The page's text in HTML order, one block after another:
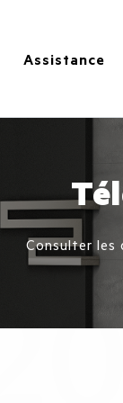
Assistance
Consulter les